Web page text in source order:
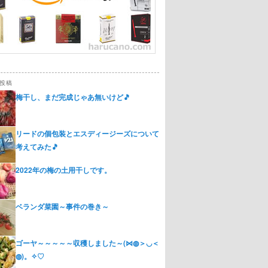
稿
梅干し、まだ完成じゃあ無いけど🎵
リードの個包装とエスディージーズについて
考えてみた🎵
2022年の梅の土用干しです。
ベランダ菜園～事件の巻き～
ゴーヤ～～～～～収穫しました～(⋈◍＞◡＜
◍)。✧♡